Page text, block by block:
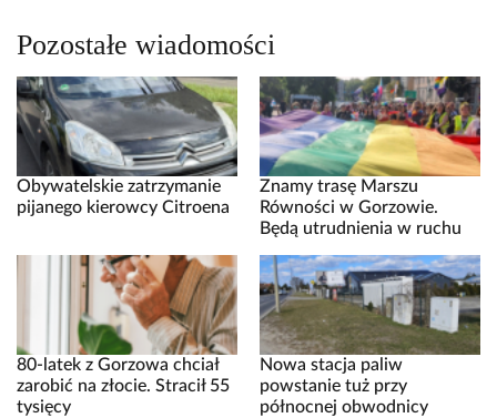
Pozostałe wiadomości
Obywatelskie zatrzymanie
pijanego kierowcy Citroena
Znamy trasę Marszu
Równości w Gorzowie.
Będą utrudnienia w ruchu
80-latek z Gorzowa chciał
zarobić na złocie. Stracił 55
tysięcy
Nowa stacja paliw
powstanie tuż przy
północnej obwodnicy